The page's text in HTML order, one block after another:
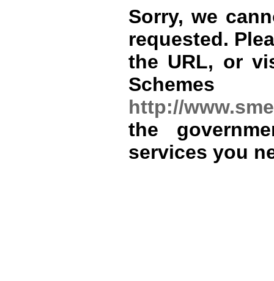
Sorry, we
requested.
the URL, or
http://
the
services you